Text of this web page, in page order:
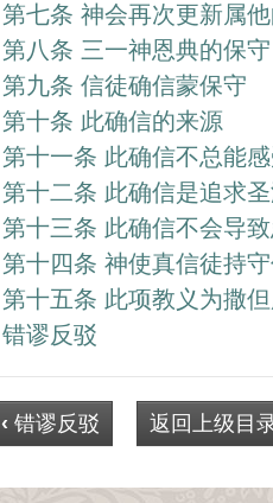
第七条 神会再次更新属
第八条 三一神恩典的保守
第九条 信徒确信蒙保守
第十条 此确信的来源
第十一条 此确信不总能感
第十二条 此确信是追求
第十三条 此确信不会导
第十四条 神使真信徒持
第十五条 此项教义为撒
错谬反驳
‹ 错谬反驳 返回上级目